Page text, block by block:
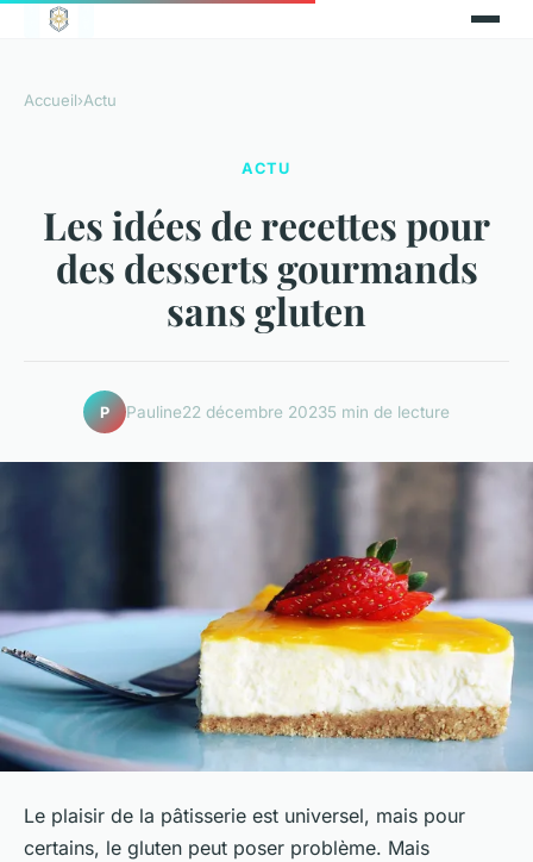
Accueil›Actu
ACTU
Les idées de recettes pour
des desserts gourmands
sans gluten
P Pauline22 décembre 20235 min de lecture
Le plaisir de la pâtisserie est universel, mais pour
certains, le gluten peut poser problème. Mais